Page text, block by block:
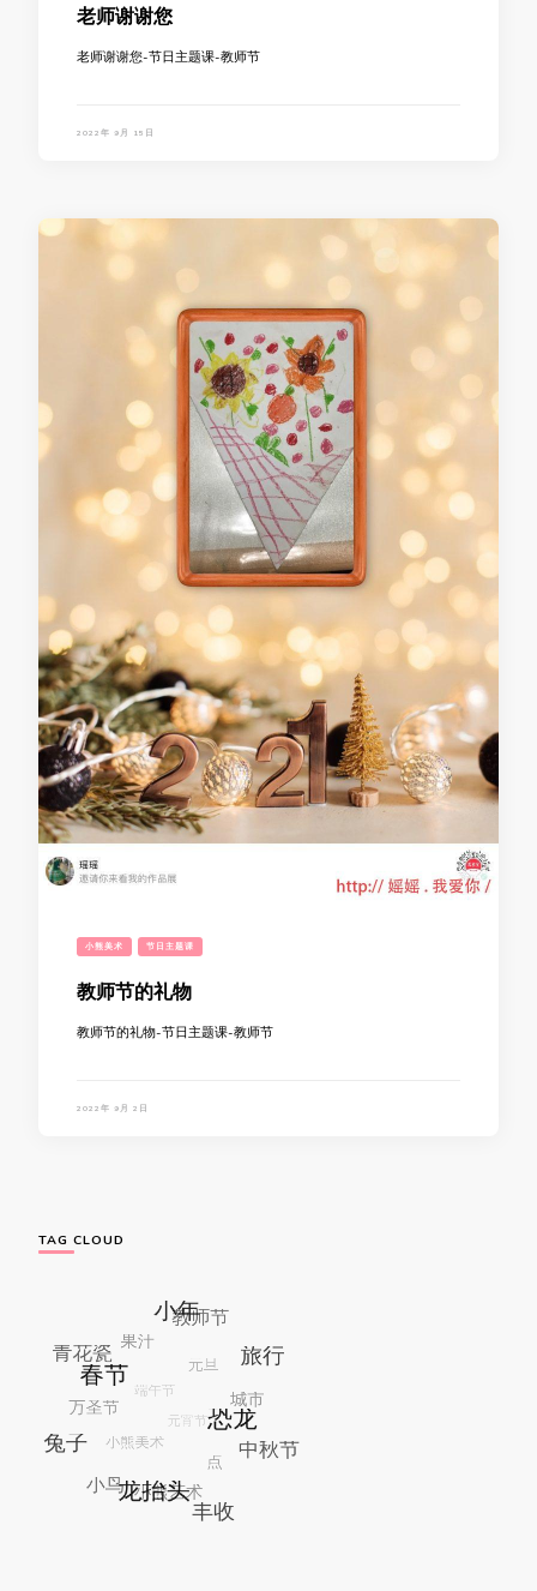
老师谢谢您
老师谢谢您-节日主题课-教师节
2022年 9月 15日
小熊美术 节日主题课
教师节的礼物
教师节的礼物-节日主题课-教师节
2022年 9月 2日
TAG CLOUD